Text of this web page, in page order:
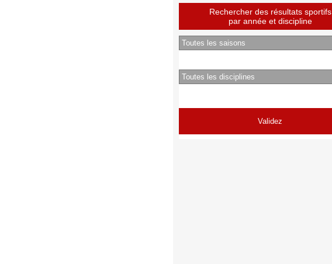
Rechercher des résultats sportifs
par année et discipline